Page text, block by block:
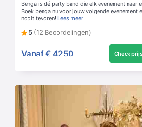
Benga is dé party band die elk evenement naar
Boek benga nu voor jouw volgende evenement
nooit tevoren! Lees meer
5 (12 Beoordelingen)
Vanaf € 4250 Check